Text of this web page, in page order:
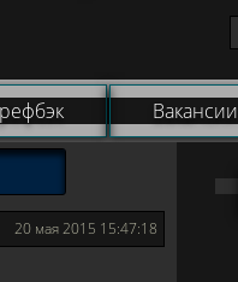
Вакансии
20 мая 2015 15:47:18